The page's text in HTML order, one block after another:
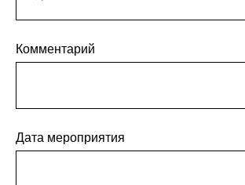
Комментарий
Дата мероприятия